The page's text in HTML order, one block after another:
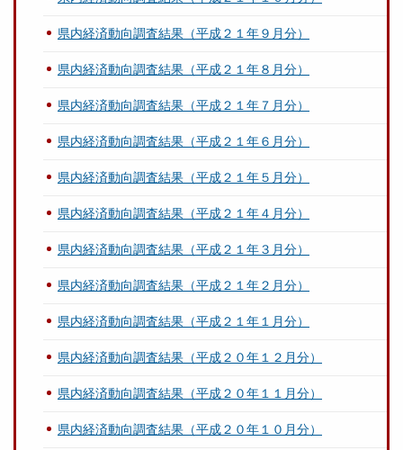
県内経済動向調査結果（平成２１年９月分）
県内経済動向調査結果（平成２１年８月分）
県内経済動向調査結果（平成２１年７月分）
県内経済動向調査結果（平成２１年６月分）
県内経済動向調査結果（平成２１年５月分）
県内経済動向調査結果（平成２１年４月分）
県内経済動向調査結果（平成２１年３月分）
県内経済動向調査結果（平成２１年２月分）
県内経済動向調査結果（平成２１年１月分）
県内経済動向調査結果（平成２０年１２月分）
県内経済動向調査結果（平成２０年１１月分）
県内経済動向調査結果（平成２０年１０月分）